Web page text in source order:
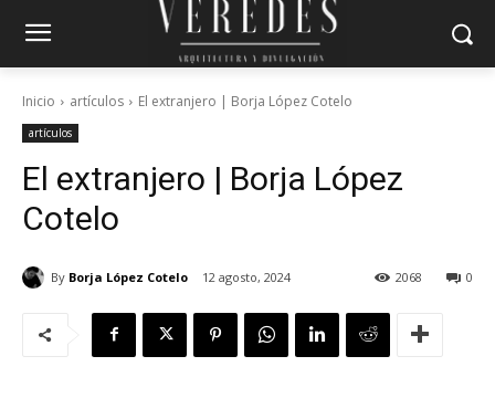
Inicio artículos El extranjero | Borja López Cotelo
artículos
El extranjero | Borja López
Cotelo
By Borja López Cotelo 12 agosto, 2024 0
2068